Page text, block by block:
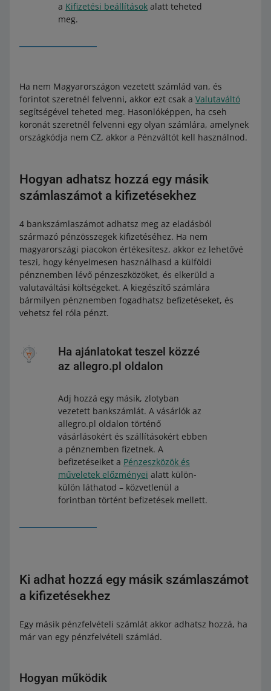
a Kifizetési beállítások alatt teheted
meg.
Ha nem Magyarországon vezetett számlád van, és
forintot szeretnél felvenni, akkor ezt csak a Valutaváltó
segítségével teheted meg. Hasonlóképpen, ha cseh
koronát szeretnél felvenni egy olyan számlára, amelynek
országkódja nem CZ, akkor a Pénzváltót kell használnod.
Hogyan adhatsz hozzá egy másik
számlaszámot a kifizetésekhez
4 bankszámlaszámot adhatsz meg az eladásból
származó pénzösszegek kifizetéséhez. Ha nem
magyarországi piacokon értékesítesz, akkor ez lehetővé
teszi, hogy kényelmesen használhasd a külföldi
pénznemben lévő pénzeszközöket, és elkerüld a
valutaváltási költségeket. A kiegészítő számlára
bármilyen pénznemben fogadhatsz befizetéseket, és
vehetsz fel róla pénzt.
Ha ajánlatokat teszel közzé
az allegro.pl oldalon
Adj hozzá egy másik, zlotyban
vezetett bankszámlát. A vásárlók az
allegro.pl oldalon történő
vásárlásokért és szállításokért ebben
a pénznemben fizetnek. A
befizetéseiket a Pénzeszközök és
műveletek előzményei alatt külön-
külön láthatod – közvetlenül a
forintban történt befizetések mellett.
Ki adhat hozzá egy másik számlaszámot
a kifizetésekhez
Egy másik pénzfelvételi számlát akkor adhatsz hozzá, ha
már van egy pénzfelvételi számlád.
Hogyan működik